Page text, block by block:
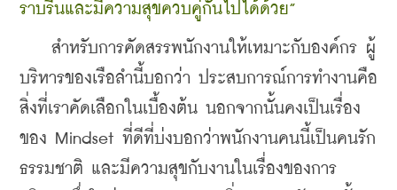
ราบรื่นและมีความสุขควบคู่กันไปได้ด้วย”
สำหรับการคัดสรรพนักงานให้เหมาะกับองค์กร ผู้
บริหารของเรือลำนี้บอกว่า ประสบการณ์การทำงานคือ
สิ่งที่เราคัดเลือกในเบื้องต้น นอกจากนั้นคงเป็นเรื่อง
ของ Mindset ที่ดีที่บ่งบอกว่าพนักงานคนนี้เป็นคนรัก
ธรรมชาติ และมีความสุขกับงานในเรื่องของการ